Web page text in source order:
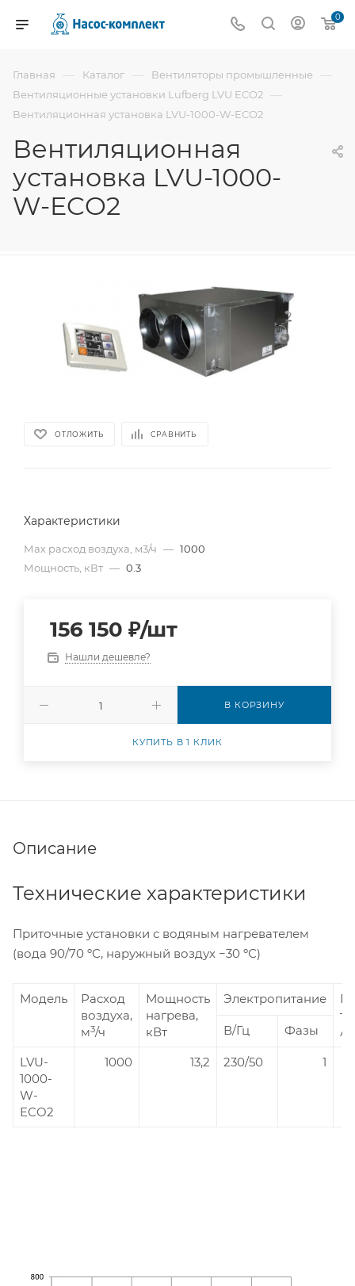
0
Главная — Каталог — Вентиляторы промышленные —
Вентиляционные установки Lufberg LVU ECO2 —
Вентиляционная установка LVU-1000-W-ECO2
Вентиляционная
установка LVU-1000-
W-ECO2
ОТЛОЖИТЬ СРАВНИТЬ
Характеристики
Мах расход воздуха, м3/ч — 1000
Мощность, кВт — 0.3
156 150 ₽/шт
Нашли дешевле?
В КОРЗИНУ
КУПИТЬ В 1 КЛИК
Описание
Технические характеристики
Приточные установки с водяным нагревателем
(вода 90/70 ºС, наружный воздух −30 ºС)
Модель
Расход
воздуха,
м3/ч
Мощность
нагрева,
кВт
Электропитание
А
В/Гц Фазы
LVU-
1000-
W-
ECO2
1000 13,2 230/50 1